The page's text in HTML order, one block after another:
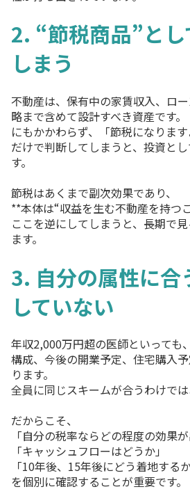
2. “節税商品”と
しまう
不動産は、保有中の家賃収入、ロ
略まで含めて設計すべき資産です。
にもかかわらず、「節税になりま
だけで判断してしまうと、投資と
す。
節税はあくまで副次効果であり、
**本体は“収益を生む不動産を持つ
ここを逆にしてしまうと、長期で
ます。
3. 自分の属性に合
していない
年収2,000万円超の医師といっても
構成、今後の開業予定、住宅購入
ります。
全員に同じスキームが合うわけでは
だからこそ、
「自分の税率ならどの程度の効果が
「キャッシュフローはどうか」
「10年後、15年後にどう着地するか
を個別に確認することが重要です。